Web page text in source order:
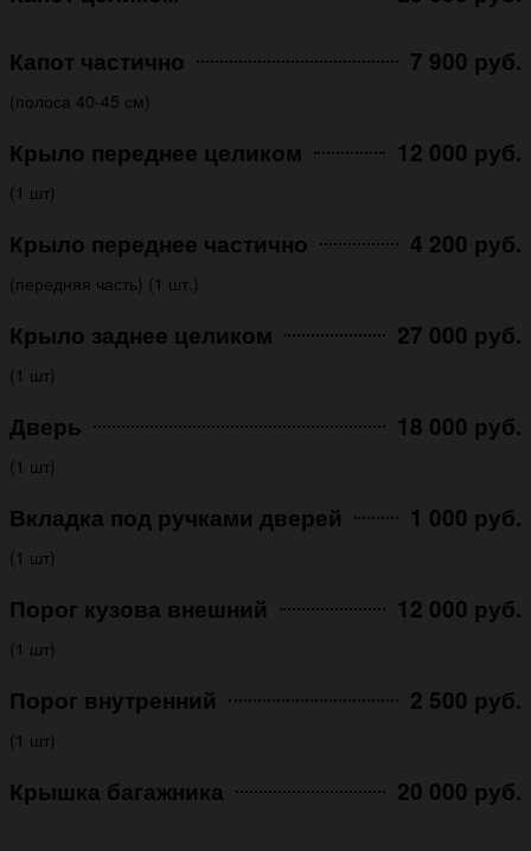
Капот частично 7 900 руб.
(полоса 40-45 см)
Крыло переднее целиком 12 000 руб.
(1 шт)
Крыло переднее частично 4 200 руб.
(передняя часть) (1 шт.)
Крыло заднее целиком 27 000 руб.
(1 шт)
Дверь 18 000 руб.
(1 шт)
Вкладка под ручками дверей 1 000 руб.
(1 шт)
Порог кузова внешний 12 000 руб.
(1 шт)
Порог внутренний 2 500 руб.
(1 шт)
Крышка багажника 20 000 руб.